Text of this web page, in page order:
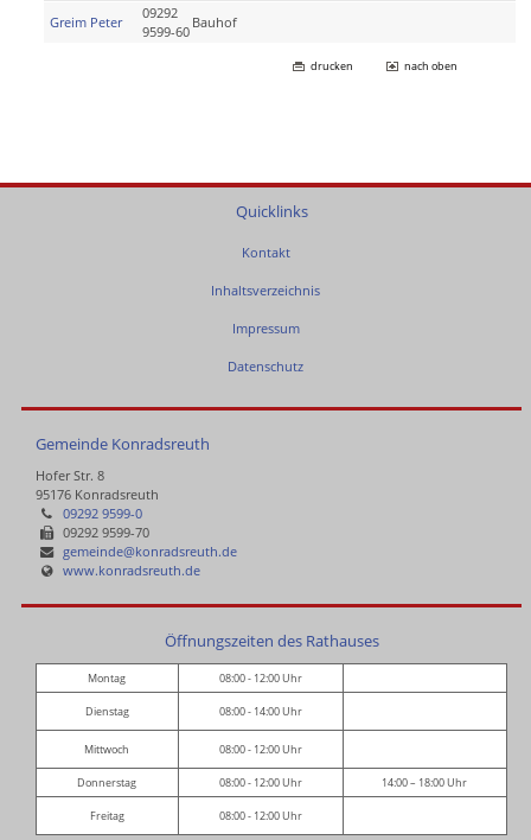
Greim Peter
09292
9599-60
Bauhof
drucken nach oben
Quicklinks
Kontakt
Inhaltsverzeichnis
Impressum
Datenschutz
Gemeinde Konradsreuth
Hofer Str. 8
95176 Konradsreuth
09292 9599-0
09292 9599-70
gemeinde@konradsreuth.de
www.konradsreuth.de
Öffnungszeiten des Rathauses
Montag 08:00 - 12:00 Uhr
Dienstag 08:00 - 14:00 Uhr
Mittwoch 08:00 - 12:00 Uhr
Donnerstag 08:00 - 12:00 Uhr 14:00 – 18:00 Uhr
Freitag 08:00 - 12:00 Uhr